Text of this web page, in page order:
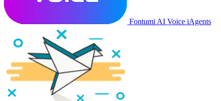
Fontumi AI Voice iAgents